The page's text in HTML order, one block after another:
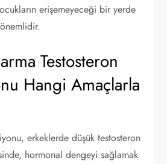
erişemeyeceği bir yerde
Testosteron
Hangi Amaçlarla
erkeklerde düşük testosteron
hormonal dengeyi sağlamak